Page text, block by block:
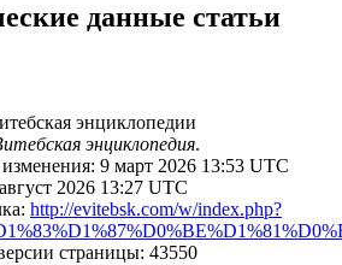
данные статьи
энциклопедии
энциклопедия.
9 март 2026 13:53 UTC
2026 13:27 UTC
http://evitebsk.com/w/index.php?
страницы: 43550